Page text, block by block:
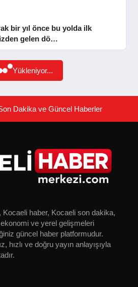
bir yıl önce bu yolda ilk
gelen dö…
Yükleniyor...
Dakika ve Güncel Haberler
haber, Kocaeli son dakika,
ve yerel gelişmeleri
güncel haber platformudur.
hızlı ve doğru yayın anlayışıyla